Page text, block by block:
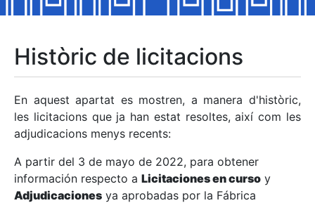
Mostra/Amaga
Mostra/Amaga
Mostra/Amaga
Històric de licitacions
En aquest apartat es mostren, a manera d'històric,
les licitacions que ja han estat resoltes, així com les
adjudicacions menys recents:
A partir del 3 de mayo de 2022, para obtener
información respecto a Licitaciones en curso y
Adjudicaciones ya aprobadas por la Fábrica